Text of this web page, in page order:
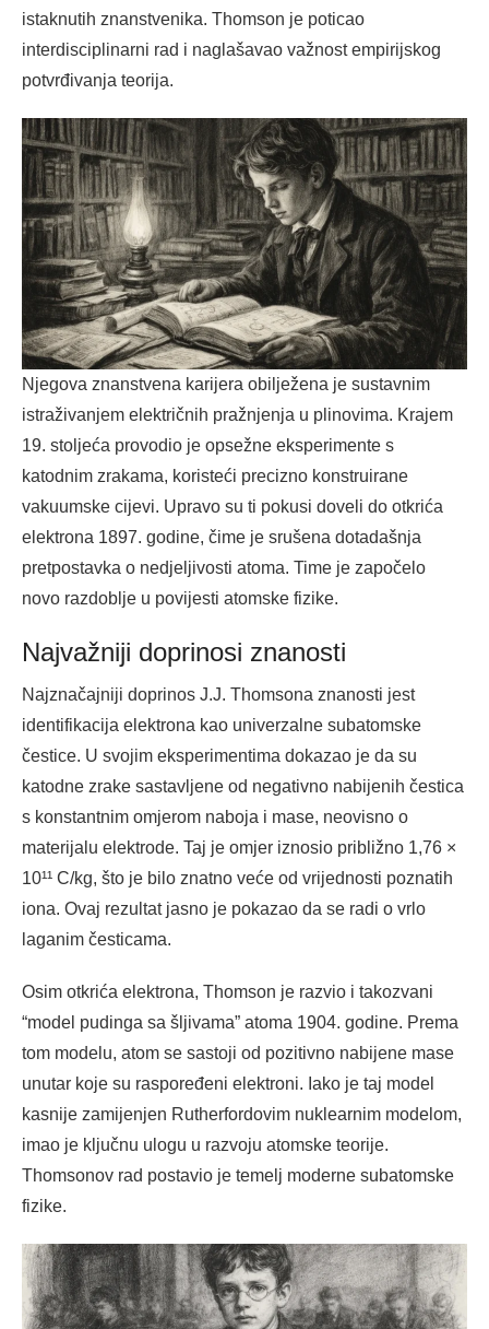
istaknutih znanstvenika. Thomson je poticao
interdisciplinarni rad i naglašavao važnost empirijskog
potvrđivanja teorija.
Njegova znanstvena karijera obilježena je sustavnim
istraživanjem električnih pražnjenja u plinovima. Krajem
19. stoljeća provodio je opsežne eksperimente s
katodnim zrakama, koristeći precizno konstruirane
vakuumske cijevi. Upravo su ti pokusi doveli do otkrića
elektrona 1897. godine, čime je srušena dotadašnja
pretpostavka o nedjeljivosti atoma. Time je započelo
novo razdoblje u povijesti atomske fizike.
Najvažniji doprinosi znanosti
Najznačajniji doprinos J.J. Thomsona znanosti jest
identifikacija elektrona kao univerzalne subatomske
čestice. U svojim eksperimentima dokazao je da su
katodne zrake sastavljene od negativno nabijenih čestica
s konstantnim omjerom naboja i mase, neovisno o
materijalu elektrode. Taj je omjer iznosio približno 1,76 ×
10¹¹ C/kg, što je bilo znatno veće od vrijednosti poznatih
iona. Ovaj rezultat jasno je pokazao da se radi o vrlo
laganim česticama.
Osim otkrića elektrona, Thomson je razvio i takozvani
“model pudinga sa šljivama” atoma 1904. godine. Prema
tom modelu, atom se sastoji od pozitivno nabijene mase
unutar koje su raspoređeni elektroni. Iako je taj model
kasnije zamijenjen Rutherfordovim nuklearnim modelom,
imao je ključnu ulogu u razvoju atomske teorije.
Thomsonov rad postavio je temelj moderne subatomske
fizike.